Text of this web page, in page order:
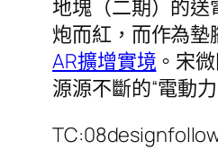
地塊（二期）的
炮而紅，而作為
AR擴增實境 。宋
源源不斷的“電動力